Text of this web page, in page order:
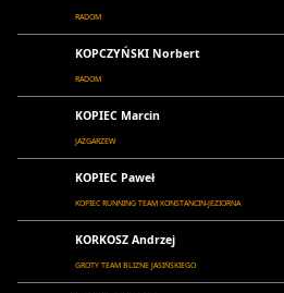
RADOM
KOPCZYŃSKI Norbert
RADOM
KOPIEC Marcin
JAZGARZEW
KOPIEC Paweł
KOPIEC RUNNING TEAM KONSTANCIN-JEZIORNA
KORKOSZ Andrzej
GROTY TEAM BLIZNE JASIŃSKIEGO